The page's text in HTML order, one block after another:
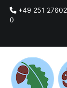
Zum
Inhalt
springen
+49 251
0